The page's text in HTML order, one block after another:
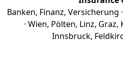
Banken, Finanz, Versicherung
· Wien, Pölten, Linz,
Innsbruck,